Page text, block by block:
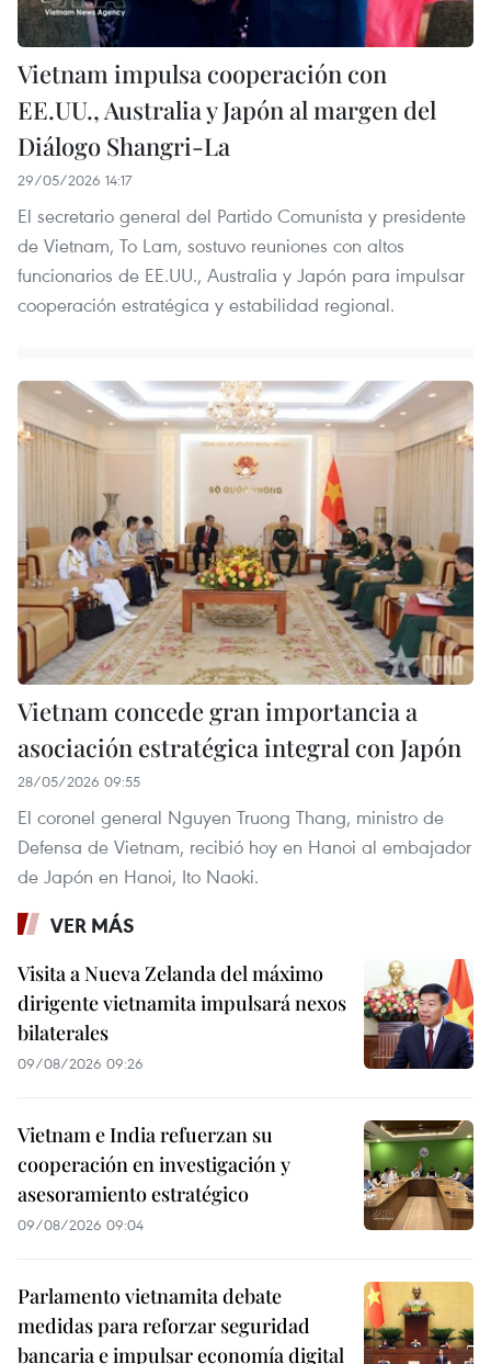
Vietnam impulsa cooperación con
EE.UU., Australia y Japón al margen del
Diálogo Shangri-La
29/05/2026 14:17
El secretario general del Partido Comunista y presidente
de Vietnam, To Lam, sostuvo reuniones con altos
funcionarios de EE.UU., Australia y Japón para impulsar
cooperación estratégica y estabilidad regional.
Vietnam concede gran importancia a
asociación estratégica integral con Japón
28/05/2026 09:55
El coronel general Nguyen Truong Thang, ministro de
Defensa de Vietnam, recibió hoy en Hanoi al embajador
de Japón en Hanoi, Ito Naoki.
VER MÁS
Visita a Nueva Zelanda del máximo
dirigente vietnamita impulsará nexos
bilaterales
09/08/2026 09:26
Vietnam e India refuerzan su
cooperación en investigación y
asesoramiento estratégico
09/08/2026 09:04
Parlamento vietnamita debate
medidas para reforzar seguridad
bancaria e impulsar economía digital